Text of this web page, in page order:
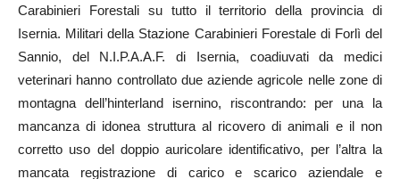
Carabinieri Forestali su tutto il territorio della provincia di
Isernia. Militari della Stazione Carabinieri Forestale di Forlì del
Sannio, del N.I.P.A.A.F. di Isernia, coadiuvati da medici
veterinari hanno controllato due aziende agricole nelle zone di
montagna dell’hinterland isernino, riscontrando: per una la
mancanza di idonea struttura al ricovero di animali e il non
corretto uso del doppio auricolare identificativo, per l’altra la
mancata registrazione di carico e scarico aziendale e